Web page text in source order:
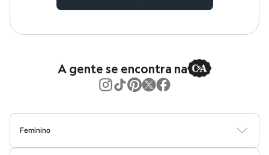
Camisetas e Regatas
Casacos e Jaquetas
Bolsas e Mochilas
Óculos
Relógios
Botas
A gente se encontra na
Feminino
BlusasCalçasVestidosSaiasCasacosModa PraiaModa Íntima